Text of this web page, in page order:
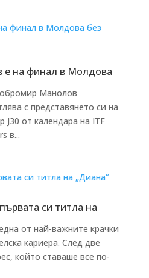
на финал в Молдова
Манолов
с представянето си на
от календара на ITF
в...
си титла на
от най-важните крачки
кариера. След две
който ставаше все по-